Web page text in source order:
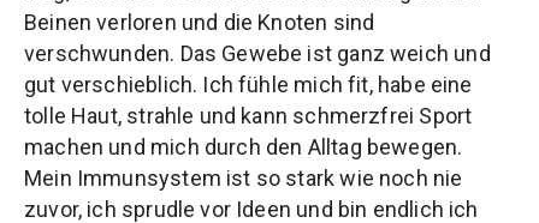
Beinen verloren und die Knoten sind
verschwunden. Das Gewebe ist ganz weich und
gut verschieblich. Ich fühle mich fit, habe eine
tolle Haut, strahle und kann schmerzfrei Sport
machen und mich durch den Alltag bewegen.
Mein Immunsystem ist so stark wie noch nie
zuvor, ich sprudle vor Ideen und bin endlich ich